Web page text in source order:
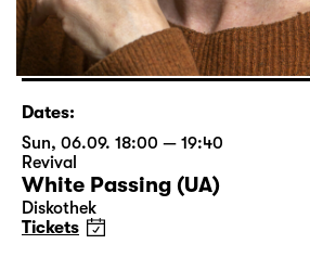
Dates:
Sun, 06.09. 18:00 — 19:40
Revival
White Passing (UA)
Diskothek
Tickets